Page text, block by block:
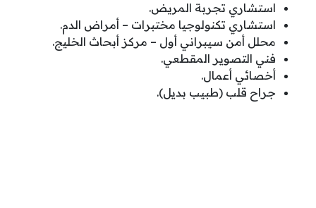
استشاري تجربة المريض.
استشاري تكنولوجيا مختبرات – أمراض الدم.
محلل أمن سيبراني أول – مركز أبحاث الخليج.
فني التصوير المقطعي.
أخصائي أعمال.
جراح قلب (طبيب بديل).